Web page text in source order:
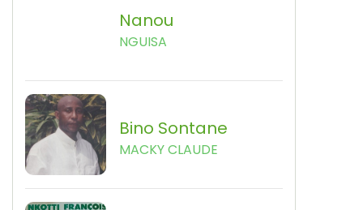
Nanou
NGUISA
Bino Sontane
MACKY CLAUDE